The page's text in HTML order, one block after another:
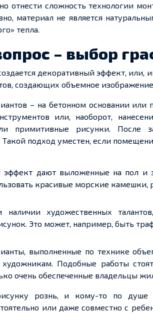
отнести сложность технологии
материал не является
тепла.
– выбор
декоративный эффект, или,
, создающих объемное
– на бетонном основании
или, наоборот,
примитивные рисунки. После
Такой подход уместен, если
эффект дают выложенные на пол и
красивые морские камешки,
наличиихудожественных
Это может, например, быть
выполненные по технике
художникам. Подобные работы
очень обеспеченные владельцы
рознь, и кому-то по душе
или даже совместно с